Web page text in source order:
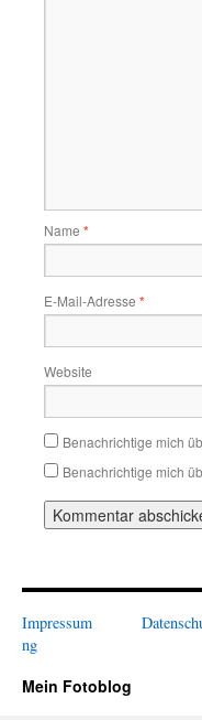
Name *
E-Mail-Adresse *
Website
Benachrichtige mich
Benachrichtige mich
Impressum
ng
Mein Fotoblog